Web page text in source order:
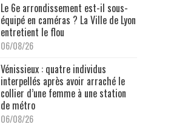
Le 6e arrondissement est-il sous-
équipé en caméras ? La Ville de Lyon
entretient le flou
06/08/26
Vénissieux : quatre individus
interpellés après avoir arraché le
collier d’une femme à une station
de métro
06/08/26